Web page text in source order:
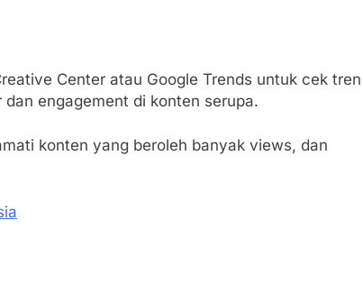
Center atau Google Trends untuk cek tren
engagement di konten serupa.
konten yang beroleh banyak views, dan